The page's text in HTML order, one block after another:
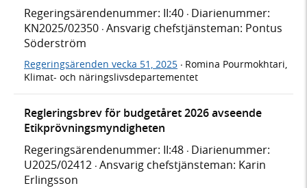
Regeringsärendenummer: II:40 · Diarienummer:
KN2025/02350 · Ansvarig chefstjänsteman: Pontus
Söderström
Regeringsärenden vecka 51, 2025 · Romina Pourmokhtari,
Klimat- och näringslivsdepartementet
Regleringsbrev för budgetåret 2026 avseende
Etikprövningsmyndigheten
Regeringsärendenummer: II:48 · Diarienummer:
U2025/02412 · Ansvarig chefstjänsteman: Karin
Erlingsson